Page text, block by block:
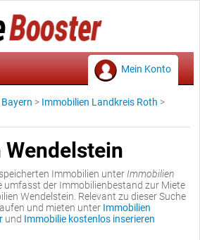
Mein Konto
> Immobilien Landkreis Roth >
Immobilien unter Immobilien
umfasst der Immobilienbestand zur Miete
Wendelstein. Relevant zu dieser Suche
und mieten unter Immobilien
und Immobilie kostenlos inserieren